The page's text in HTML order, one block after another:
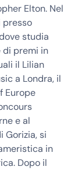
Elton. Nel
presso
studia
di premi in
il Lilian
a Londra, il
Europe
e al
Gorizia, si
in
Dopo il